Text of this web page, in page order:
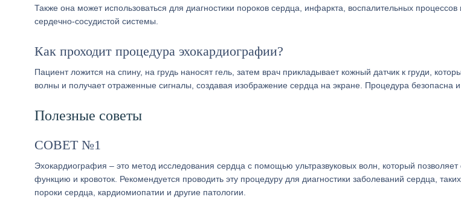
Также она может использоваться для диагностики пороков сердца, инфаркта, воспалительных процессов
сердечно-сосудистой системы.
Как проходит процедура эхокардиографии?
Пациент ложится на спину, на грудь наносят гель, затем врач прикладывает кожный датчик к груди,
волны и получает отраженные сигналы, создавая изображение сердца на экране. Процедура безопасна и
Полезные советы
СОВЕТ №1
Эхокардиография – это метод исследования сердца с помощью ультразвуковых волн, который позволяет
функцию и кровоток. Рекомендуется проводить эту процедуру для диагностики заболеваний сердца,
пороки сердца, кардиомиопатии и другие патологии.